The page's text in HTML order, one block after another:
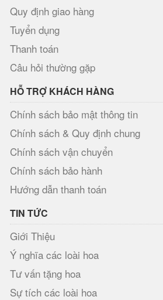
Quy định giao hàng
Tuyển dụng
Thanh toán
Câu hỏi thường gặp
HỖ TRỢ KHÁCH HÀNG
Chính sách bảo mật thông tin
Chính sách & Quy định chung
Chính sách vận chuyển
Chính sách bảo hành
Hướng dẫn thanh toán
TIN TỨC
Giới Thiệu
Ý nghĩa các loài hoa
Tư vấn tặng hoa
Sự tích các loài hoa